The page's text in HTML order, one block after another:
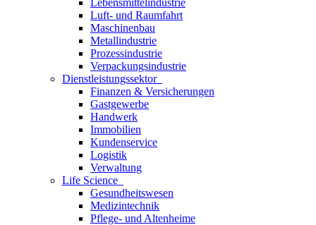
Lebensmittelindustrie
Luft- und Raumfahrt
Maschinenbau
Metallindustrie
Prozessindustrie
Verpackungsindustrie
Dienstleistungssektor
Finanzen & Versicherungen
Gastgewerbe
Handwerk
Immobilien
Kundenservice
Logistik
Verwaltung
Life Science
Gesundheitswesen
Medizintechnik
Pflege- und Altenheime